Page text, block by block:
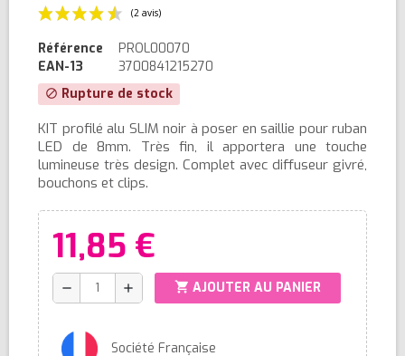
(2 avis)
Référence
PROL00070
EAN-13
3700841215270
block Rupture de stock
KIT profilé alu SLIM noir à poser en saillie pour ruban
LED de 8mm. Très fin, il apportera une touche
lumineuse très design. Complet avec diffuseur givré,
bouchons et clips.
11,85 €
remove add shopping_cart AJOUTER AU PANIER
Société Française